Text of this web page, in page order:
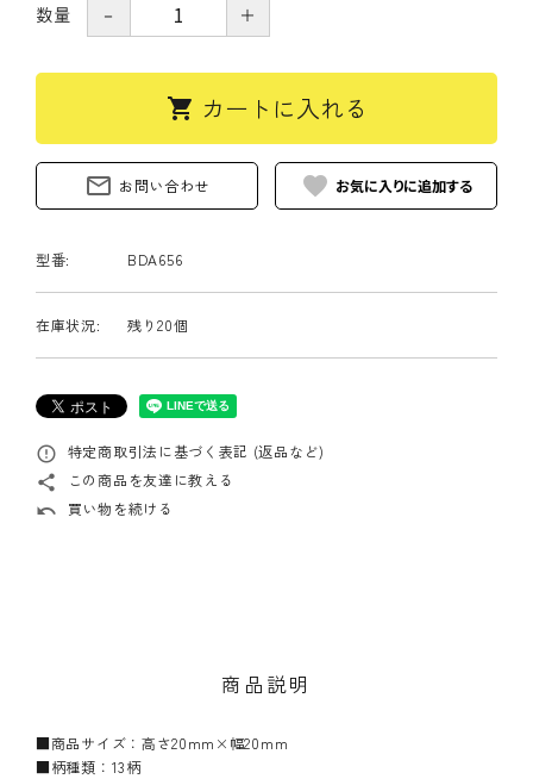
数量 － ＋
shopping_cart カートに入れる
mail_outline お問い合わせ favorite
型番: BDA656
在庫状況: 残り20個
error_outline 特定商取引法に基づく表記 (返品など)
share この商品を友達に教える
undo 買い物を続ける
商品説明
■商品サイズ：高さ20mm×幅20mm
■柄種類：13柄